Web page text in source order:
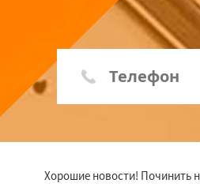
Хорошие новости! Починить